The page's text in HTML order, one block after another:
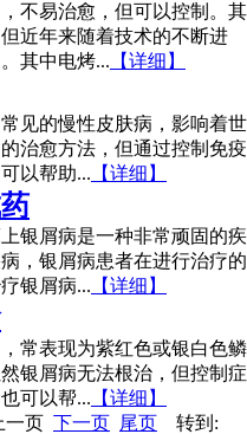
不易治愈，但可以控制。其
近年来随着技术的不断进
其中电烤... 【详细】
见的慢性皮肤病，影响着世
治愈方法，但通过控制免疫
以帮助... 【详细】
银屑病是一种非常顽固的疾
，银屑病患者在进行治疗的
银屑病... 【详细】
常表现为紫红色或银白色鳞
银屑病无法根治，但控制症
可以帮... 【详细】
一页 下一页 尾页 转到: